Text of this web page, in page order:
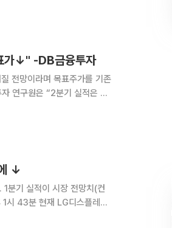
가↓" -DB금융투자
전망이라며 목표주가를 기존
↓
분기 실적이 시장 전망치(컨